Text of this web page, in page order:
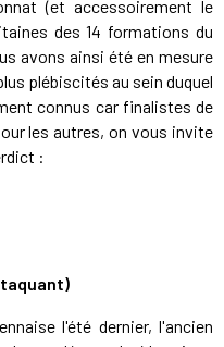
(et accessoirement le
des 14 formations du
avons ainsi été en mesure
plébiscités au sein duquel
connus car finalistes de
les autres, on vous invite
:
l'été dernier, l'ancien